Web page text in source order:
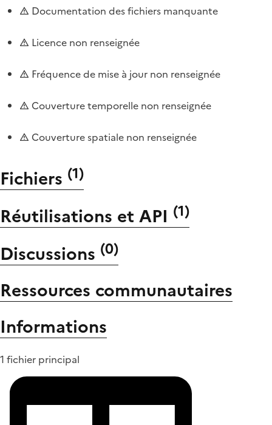
Documentation des fichiers manquante
Licence non renseignée
Fréquence de mise à jour non renseignée
Couverture temporelle non renseignée
Couverture spatiale non renseignée
Fichiers (1)
Réutilisations et API (1)
Discussions (0)
Ressources communautaires
Informations
1 fichier principal